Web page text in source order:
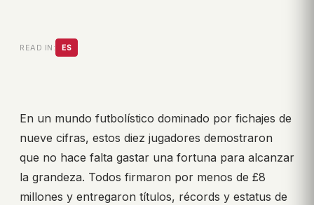
READ IN: ES
En un mundo futbolístico dominado por fichajes de
nueve cifras, estos diez jugadores demostraron
que no hace falta gastar una fortuna para alcanzar
la grandeza. Todos firmaron por menos de £8
millones y entregaron títulos, récords y estatus de